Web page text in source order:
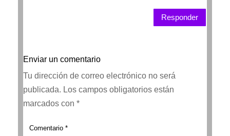
Responder
Enviar un comentario
Tu dirección de correo electrónico no será
publicada. Los campos obligatorios están
marcados con *